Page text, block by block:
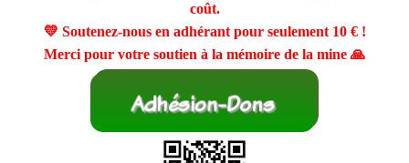
coût.
💛 Soutenez-nous en adhérant pour seulement 10 €!
Merci pour votre soutien à la mémoire de la mine 🙏